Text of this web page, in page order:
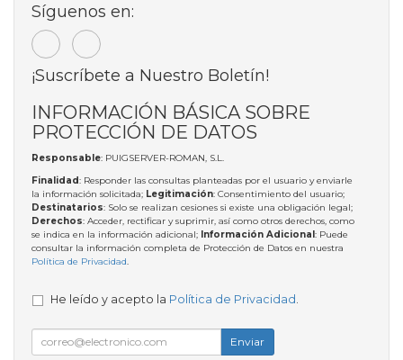
Síguenos en:
¡Suscríbete a Nuestro Boletín!
INFORMACIÓN BÁSICA SOBRE
PROTECCIÓN DE DATOS
Responsable: PUIGSERVER-ROMAN, S.L.
Finalidad: Responder las consultas planteadas por el usuario y enviarle
la información solicitada; Legitimación: Consentimiento del usuario;
Destinatarios: Solo se realizan cesiones si existe una obligación legal;
Derechos: Acceder, rectificar y suprimir, así como otros derechos, como
se indica en la información adicional; Información Adicional: Puede
consultar la información completa de Protección de Datos en nuestra
Política de Privacidad.
He leído y acepto la Política de Privacidad
Enviar